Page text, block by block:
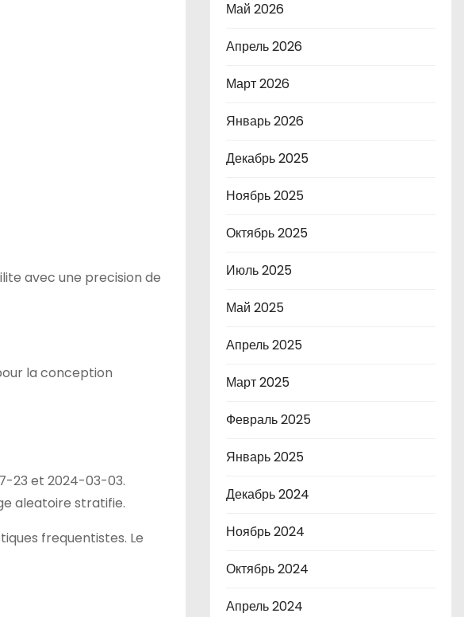
avec une precision de
la conception
23 et 2024-03-03.
aleatoire stratifie.
frequentistes. Le
Май 2026
Апрель 2026
Март 2026
Январь 2026
Декабрь 2025
Ноябрь 2025
Октябрь 2025
Июль 2025
Май 2025
Апрель 2025
Март 2025
Февраль 2025
Январь 2025
Декабрь 2024
Ноябрь 2024
Октябрь 2024
Апрель 2024